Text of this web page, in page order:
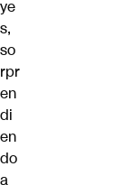
ye
s,
so
rpr
en
di
en
do
a